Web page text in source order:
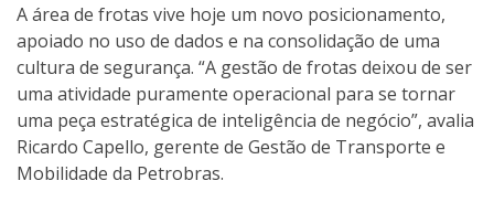
A área de frotas vive hoje um novo posicionamento,
apoiado no uso de dados e na consolidação de uma
cultura de segurança. “A gestão de frotas deixou de ser
uma atividade puramente operacional para se tornar
uma peça estratégica de inteligência de negócio”, avalia
Ricardo Capello, gerente de Gestão de Transporte e
Mobilidade da Petrobras.